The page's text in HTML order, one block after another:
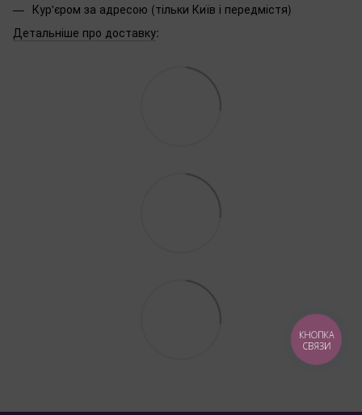
Кур'єром за адресою (тільки Київ і передмістя)
Детальніше про доставку:
КНОПКА
СВЯЗИ